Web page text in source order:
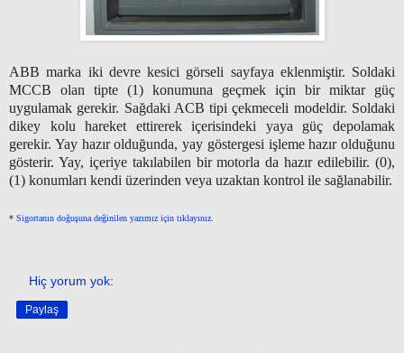
ABB marka iki devre kesici görseli sayfaya eklenmiştir. Soldaki
MCCB olan tipte (1) konumuna geçmek için bir miktar güç
uygulamak gerekir. Sağdaki ACB tipi çekmeceli modeldir. Soldaki
dikey kolu hareket ettirerek içerisindeki yaya güç depolamak
gerekir. Yay hazır olduğunda, yay göstergesi işleme hazır olduğunu
gösterir. Yay, içeriye takılabilen bir motorla da hazır edilebilir. (0),
(1) konumları kendi üzerinden veya uzaktan kontrol ile sağlanabilir.
* Sigortanın doğuşuna değinilen yazımız için tıklayınız
Hiç yorum yok:
Paylaş